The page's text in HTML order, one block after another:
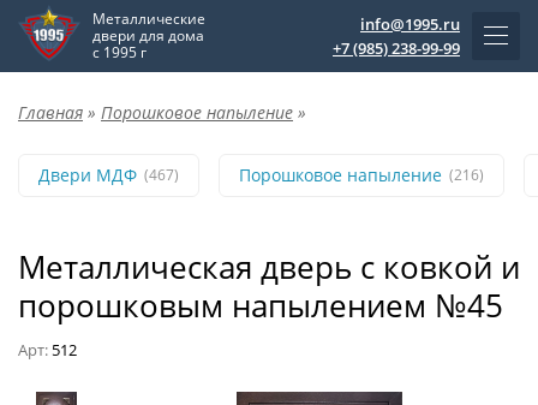
Металлические
двери для дома
с 1995 г
info@1995.ru
+7 (985) 238-99-99
Главная » Порошковое напыление »
Двери МДФ (467) Порошковое напыление (216)
Металлическая дверь с ковкой и
порошковым напылением №45
Арт: 512